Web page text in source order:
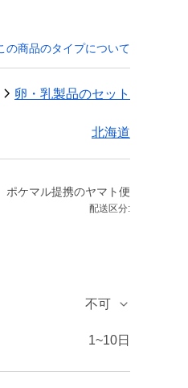
の商品のタイプについて
卵・乳製品のセット
北海道
ポケマル提携のヤマト便
配送区分:
不可
1~10日